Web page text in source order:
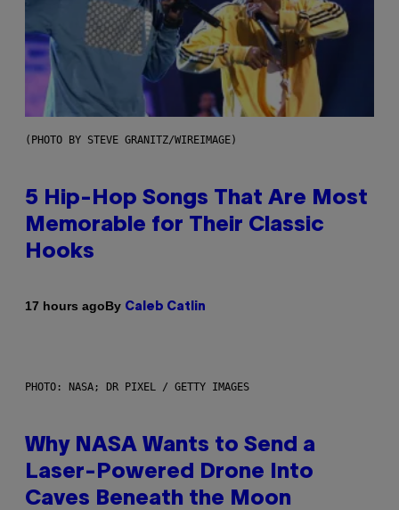
(PHOTO BY STEVE GRANITZ/WIREIMAGE)
5 Hip-Hop Songs That Are Most
Memorable for Their Classic
Hooks
17 hours agoBy Caleb Catlin
PHOTO: NASA; DR PIXEL / GETTY IMAGES
Why NASA Wants to Send a
Laser-Powered Drone Into
Caves Beneath the Moon